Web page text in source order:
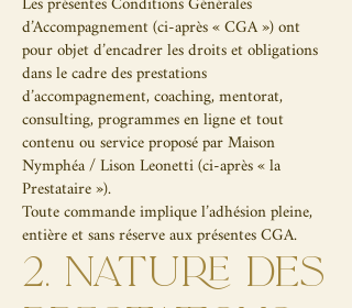
d’Accompagnement (ci-après « CGA ») ont
pour objet d’encadrer les droits et obligations
dans le cadre des prestations
d’accompagnement, coaching, mentorat,
consulting, programmes en ligne et tout
contenu ou service proposé par Maison
Nymphéa / Lison Leonetti (ci-après « la
Prestataire »).
Toute commande implique l’adhésion pleine,
entière et sans réserve aux présentes CGA.
2. NATURE DES